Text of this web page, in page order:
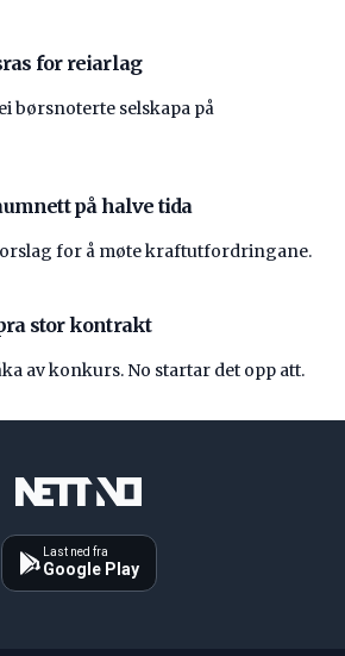
for reiarlag
børsnoterte selskapa på
på halve tida
for å møte kraftutfordringane.
stor kontrakt
av konkurs. No startar det opp att.
Last ned fra
Google Play